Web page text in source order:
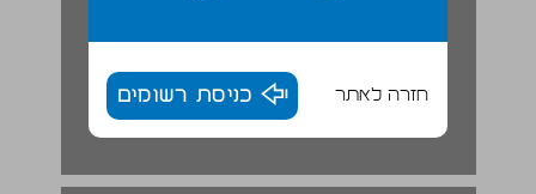
חזרה לאתר כניסת רשומים